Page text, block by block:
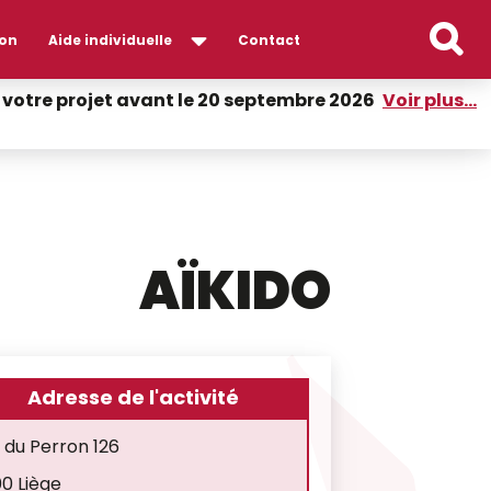
Aide individuelle Contact
votre projet avant le 20 septembre 2026 Voir plus...
AÏKIDO
Adresse de l'activité
du Perron 126
Liège